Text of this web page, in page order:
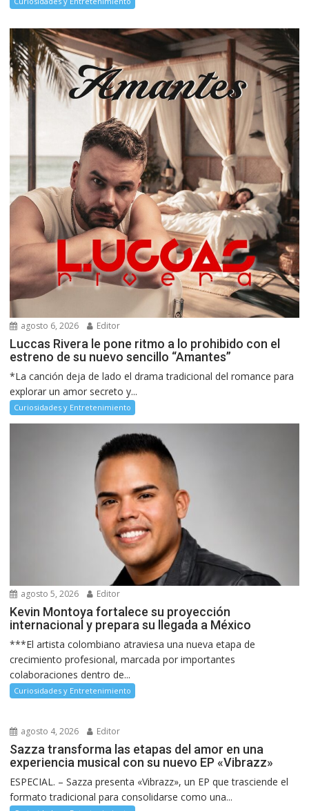
agosto 6, 2026 Editor
Luccas Rivera le pone ritmo a lo prohibido con el
estreno de su nuevo sencillo “Amantes”
*La canción deja de lado el drama tradicional del romance para
explorar un amor secreto y...
Curiosidades y Entretenimiento
agosto 5, 2026 Editor
Kevin Montoya fortalece su proyección
internacional y prepara su llegada a México
***El artista colombiano atraviesa una nueva etapa de
crecimiento profesional, marcada por importantes
colaboraciones dentro de...
Curiosidades y Entretenimiento
agosto 4, 2026 Editor
Sazza transforma las etapas del amor en una
experiencia musical con su nuevo EP «Vibrazz»
ESPECIAL. – Sazza presenta «Vibrazz», un EP que trasciende el
formato tradicional para consolidarse como una...